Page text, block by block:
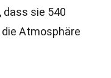
dass sie 540
Atmosphäre